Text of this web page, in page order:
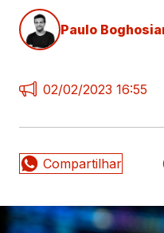
Paulo
02/02/2023 16:55